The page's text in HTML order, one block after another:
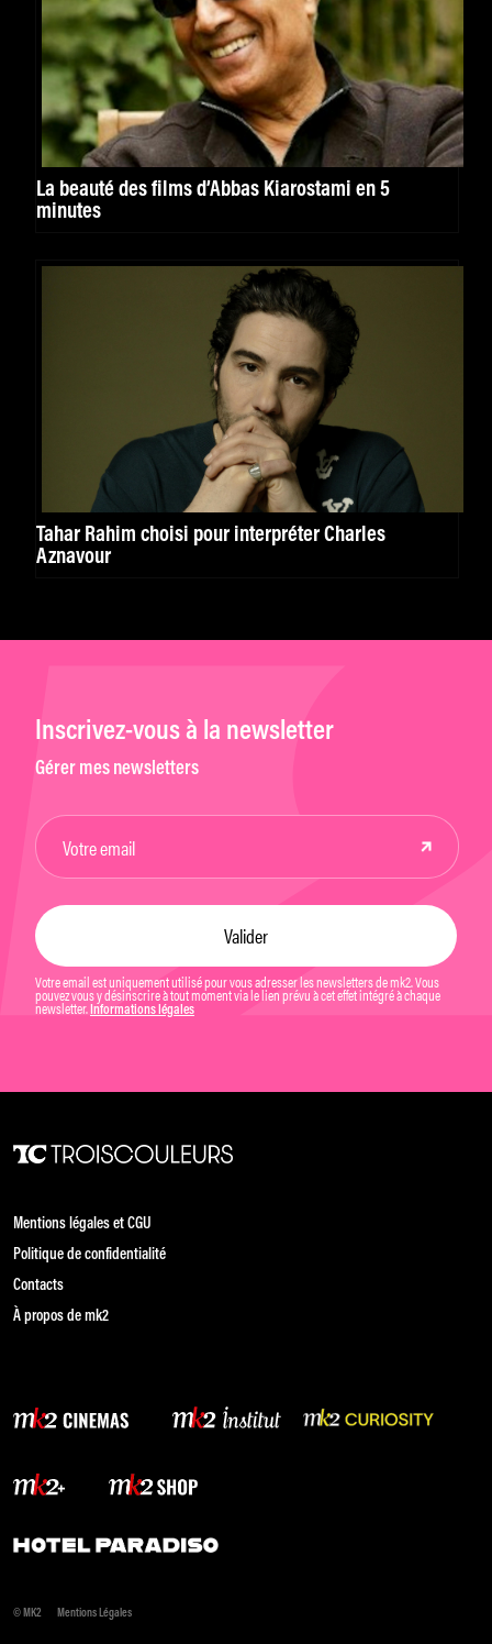
La beauté des films d’Abbas Kiarostami en 5
minutes
Tahar Rahim choisi pour interpréter Charles
Aznavour
Inscrivez-vous à la newsletter
Gérer mes newsletters
Votre email est uniquement utilisé pour vous adresser les newsletters de mk2. Vous
pouvez vous y désinscrire à tout moment via le lien prévu à cet effet intégré à chaque
newsletter. Informations légales
Mentions légales et CGU
Politique de confidentialité
Contacts
À propos de mk2
© MK2 Mentions Légales